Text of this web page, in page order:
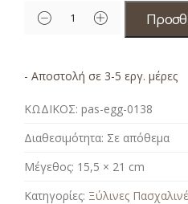
- Αποστολή σε 3-5 εργ. μέρες
ΚΩΔΙΚΟΣ: pas-egg-0138
Διαθεσιμότητα: Σε απόθεμα
Μέγεθος: 15,5 × 21 cm
Κατηγορίες: Ξύλινες